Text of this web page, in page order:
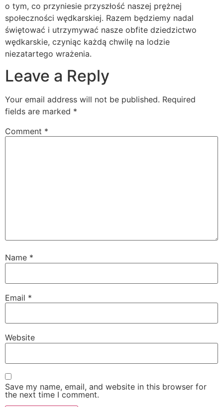
o tym, co przyniesie przyszłość naszej prężnej
społeczności wędkarskiej. Razem będziemy nadal
świętować i utrzymywać nasze obfite dziedzictwo
wędkarskie, czyniąc każdą chwilę na lodzie
niezatartego wrażenia.
Leave a Reply
Your email address will not be published. Required
fields are marked *
Comment *
Name *
Email *
Website
Save my name, email, and website in this browser for
the next time I comment.